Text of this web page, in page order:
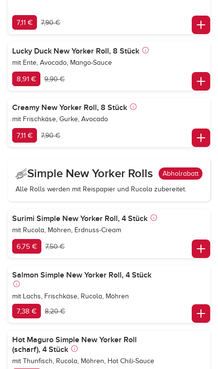
7,11 € 7,90 €
Lucky Duck New Yorker Roll, 8 Stück
mit Ente, Avocado, Mango-Sauce
8,91 € 9,90 €
Creamy New Yorker Roll, 8 Stück
mit Frischkäse, Gurke, Avocado
7,11 € 7,90 €
Simple New Yorker Rolls Abholrabatt
Alle Rolls werden mit Reispapier und Rucola zubereitet.
Surimi Simple New Yorker Roll, 4 Stück
mit Rucola, Möhren, Erdnuss-Cream
6,75 € 7,50 €
Salmon Simple New Yorker Roll, 4 Stück
mit Lachs, Frischkäse, Rucola, Möhren
7,38 € 8,20 €
Hot Maguro Simple New Yorker Roll
(scharf), 4 Stück
mit Thunfisch, Rucola, Möhren, Hot Chili-Sauce